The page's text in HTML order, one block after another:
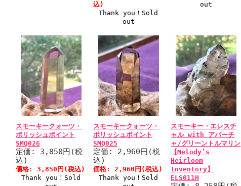
込)
Thank you！Sold
out
out
スモーキークォーツ・
ポリッシュポイント
SMQ026
定価: 3,850円(税
込)
価格: 3,850円(税込)
Thank you！Sold
スモーキークォーツ・
ポリッシュポイント
SMQ025
定価: 2,960円(税
込)
価格: 2,960円(税込)
Thank you！Sold
スモーキー・エレスチ
ャル with アパーチ
ャ/グリーントルマリン
【Melody’s
Heirloom
Inventory】
ELS011H